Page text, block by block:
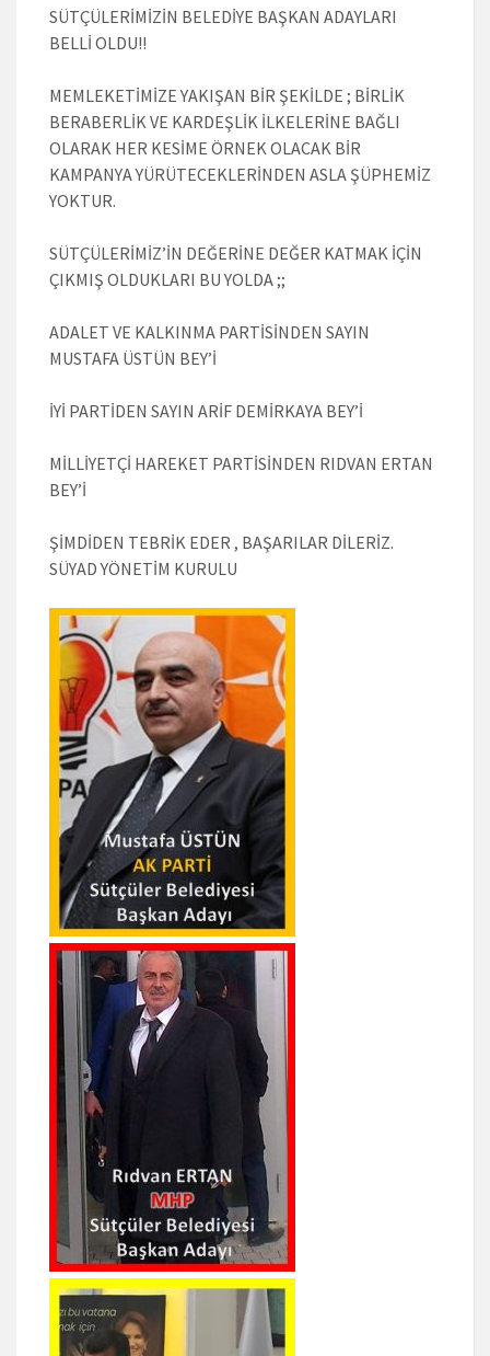
SÜTÇÜLERİMİZİN BELEDİYE BAŞKAN ADAYLARI
BELLİ OLDU!!
MEMLEKETİMİZE YAKIŞAN BİR ŞEKİLDE ; BİRLİK
BERABERLİK VE KARDEŞLİK İLKELERİNE BAĞLI
OLARAK HER KESİME ÖRNEK OLACAK BİR
KAMPANYA YÜRÜTECEKLERİNDEN ASLA ŞÜPHEMİZ
YOKTUR.
SÜTÇÜLERİMİZ’İN DEĞERİNE DEĞER KATMAK İÇİN
ÇIKMIŞ OLDUKLARI BU YOLDA ;;
ADALET VE KALKINMA PARTİSİNDEN SAYIN
MUSTAFA ÜSTÜN BEY’İ
İYİ PARTİDEN SAYIN ARİF DEMİRKAYA BEY’İ
MİLLİYETÇİ HAREKET PARTİSİNDEN RIDVAN ERTAN
BEY’İ
ŞİMDİDEN TEBRİK EDER , BAŞARILAR DİLERİZ.
SÜYAD YÖNETİM KURULU